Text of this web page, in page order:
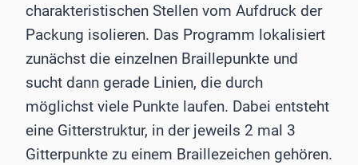
charakteristischen Stellen vom Aufdruck der
Packung isolieren. Das Programm lokalisiert
zunächst die einzelnen Braillepunkte und
sucht dann gerade Linien, die durch
möglichst viele Punkte laufen. Dabei entsteht
eine Gitterstruktur, in der jeweils 2 mal 3
Gitterpunkte zu einem Braillezeichen gehören.